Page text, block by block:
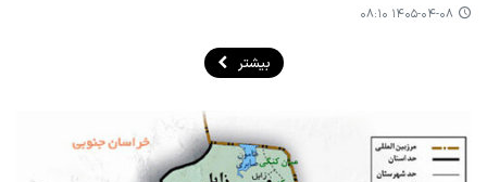
۱۴۰۵-۰۴-۰۸ ۰۸:۱۰
بیشتر